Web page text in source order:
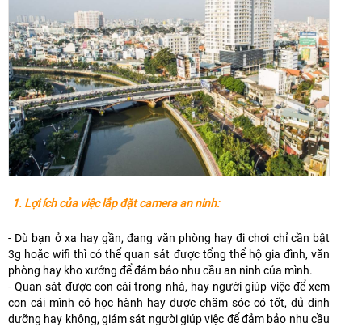
1. Lợi ích của việc lắp đặt camera an ninh:
- Dù bạn ở xa hay gần, đang văn phòng hay đi chơi chỉ cần bật
3g hoặc wifi thì có thể quan sát được tổng thể hộ gia đình, văn
phòng hay kho xưởng để đảm bảo nhu cầu an ninh của mình.
- Quan sát được con cái trong nhà, hay người giúp việc để xem
con cái mình có học hành hay được chăm sóc có tốt, đủ dinh
dưỡng hay không, giám sát người giúp việc để đảm bảo nhu cầu